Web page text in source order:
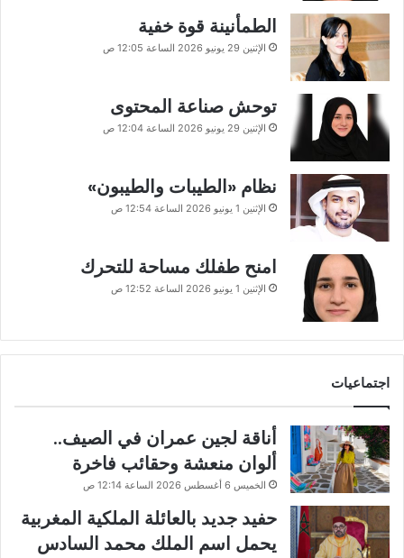
الطمأنينة قوة خفية
الإثنين 29 يونيو 2026 الساعة 12:05 ص
توحش صناعة المحتوى
الإثنين 29 يونيو 2026 الساعة 12:04 ص
نظام «الطيبات والطيبون»
الإثنين 1 يونيو 2026 الساعة 12:54 ص
امنح طفلك مساحة للتحرك
الإثنين 1 يونيو 2026 الساعة 12:52 ص
اجتماعيات
أناقة لجين عمران في الصيف..
ألوان منعشة وحقائب فاخرة
الخميس 6 أغسطس 2026 الساعة 12:14 ص
حفيد جديد بالعائلة الملكية المغربية
يحمل اسم الملك محمد السادس